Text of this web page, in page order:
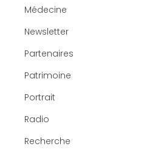
Médecine
Newsletter
Partenaires
Patrimoine
Portrait
Radio
Recherche